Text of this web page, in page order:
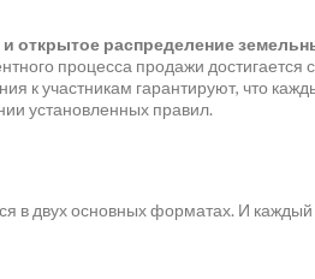
открытое распределение
процесса продажи
к участникам гарантируют, что
установленных правил.
в двух основных форматах. И